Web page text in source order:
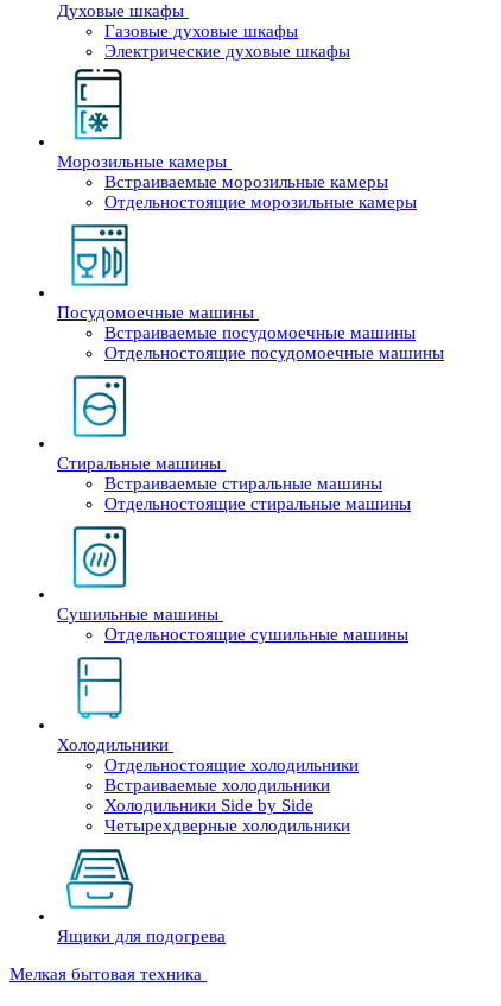
Духовые шкафы
Газовые духовые шкафы
Электрические духовые шкафы
Морозильные камеры
Встраиваемые морозильные камеры
Отдельностоящие морозильные камеры
Посудомоечные машины
Встраиваемые посудомоечные машины
Отдельностоящие посудомоечные машины
Стиральные машины
Встраиваемые стиральные машины
Отдельностоящие стиральные машины
Сушильные машины
Отдельностоящие сушильные машины
Холодильники
Отдельностоящие холодильники
Встраиваемые холодильники
Холодильники Side by Side
Четырехдверные холодильники
Ящики для подогрева
Мелкая бытовая техника